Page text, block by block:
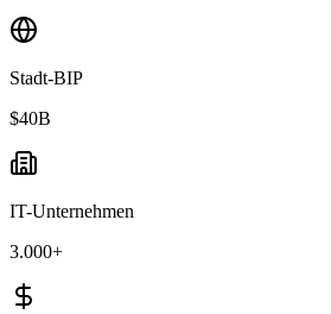
Stadt-BIP
$40B
IT-Unternehmen
3.000+